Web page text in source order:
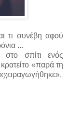
τι συνέβη αφού
...
στο σπίτι ενός
«παρά τη